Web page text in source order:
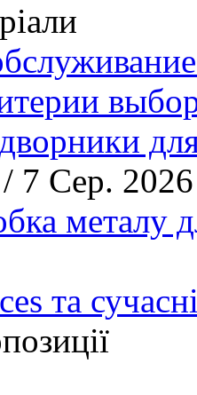
/ 7 Сер. 2026
металу
та